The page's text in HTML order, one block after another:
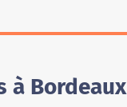
à Bordeaux